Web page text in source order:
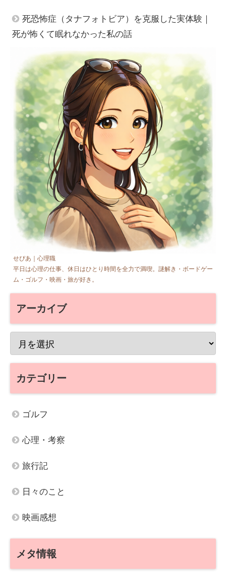
死恐怖症（タナフォトビア）を克服した実体験｜
死が怖くて眠れなかった私の話
せぴあ｜心理職
平日は心理の仕事、休日はひとり時間を全力で満喫。謎解き・ボードゲー
ム・ゴルフ・映画・旅が好き。
アーカイブ
カテゴリー
ゴルフ
心理・考察
旅行記
日々のこと
映画感想
メタ情報